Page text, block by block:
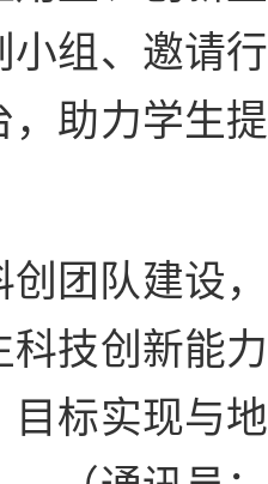
组、邀请行
助力学生提
团队建设，
技创新能力
标实现与地